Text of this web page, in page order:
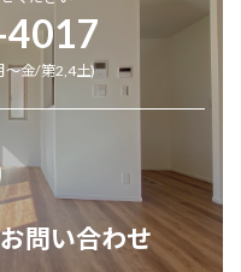
～金/第2,4土)
問い合わせ